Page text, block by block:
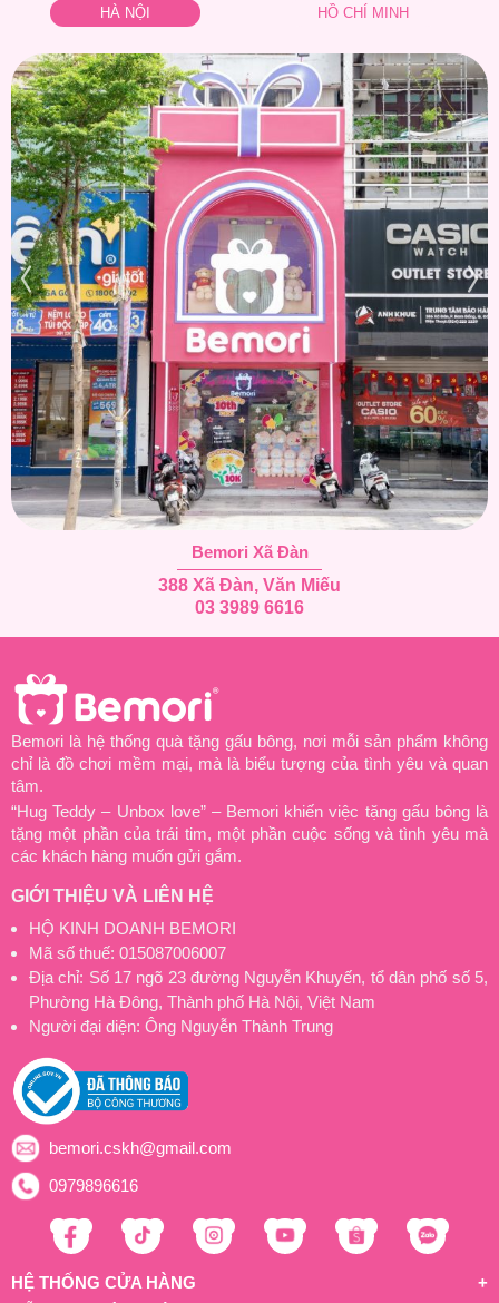
HÀ NỘI HỒ CHÍ MINH
Bemori Xã Đàn
388 Xã Đàn, Văn Miếu
03 3989 6616
Bemori là hệ thống quà tặng gấu bông, nơi mỗi sản phẩm không
chỉ là đồ chơi mềm mại, mà là biểu tượng của tình yêu và quan
tâm.
“Hug Teddy – Unbox love” – Bemori khiến việc tặng gấu bông là
tặng một phần của trái tim, một phần cuộc sống và tình yêu mà
các khách hàng muốn gửi gắm.
GIỚI THIỆU VÀ LIÊN HỆ
HỘ KINH DOANH BEMORI
Mã số thuế: 015087006007
Địa chỉ: Số 17 ngõ 23 đường Nguyễn Khuyến, tổ dân phố số 5,
Phường Hà Đông, Thành phố Hà Nội, Việt Nam
Người đại diện: Ông Nguyễn Thành Trung
bemori.cskh@gmail.com
0979896616
HỆ THỐNG CỬA HÀNG